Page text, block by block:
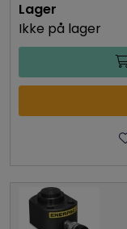
Ikke på lager